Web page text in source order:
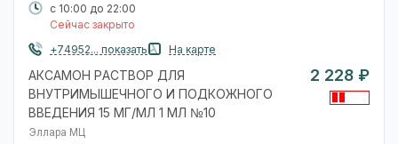
с 10:00 до 22:00
Сейчас закрыто
+74952... показать
На карте
АКСАМОН РАСТВОР ДЛЯ
ВНУТРИМЫШЕЧНОГО И ПОДКОЖНОГО
ВВЕДЕНИЯ 15 МГ/МЛ 1 МЛ №10
Эллара МЦ
2 228 ₽